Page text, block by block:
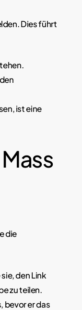
Dies führt
ist eine
die
den Link
zu teilen.
bevor er das